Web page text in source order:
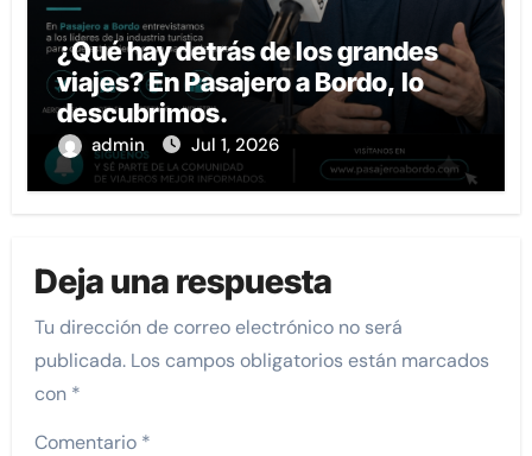
¿Qué hay detrás de los grandes
viajes? En Pasajero a Bordo, lo
descubrimos.
admin Jul 1, 2026
Deja una respuesta
Tu dirección de correo electrónico no será
publicada. Los campos obligatorios están marcados
con *
Comentario *